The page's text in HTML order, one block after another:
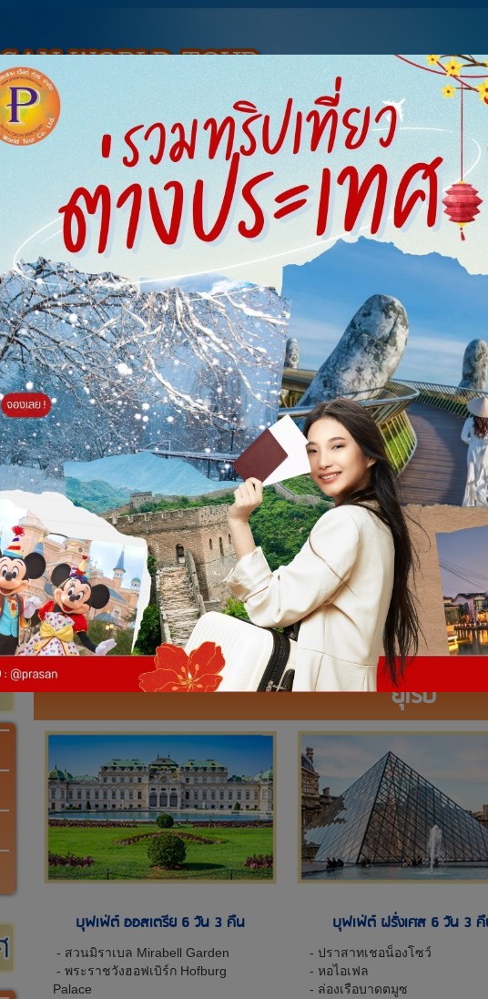
ทัวร์ต่างประเทศ จองตั๋วเรือ จองตั๋วรถ รีสอร์ท
ยุโรป
บุฟเฟ่ต์ ออสเตรีย 6 วัน 3 คืน
- สวนมิราเบล Mirabell Garden
- พระราชวังฮอฟเบิร์ก Hofburg
Palace
บุฟเฟ่ต์ ฝรั่งเศส 6 วัน 3
- ปราสาทเชอน็องโซว์
- หอไอเฟล
- ล่องเรือบาดตมูซ